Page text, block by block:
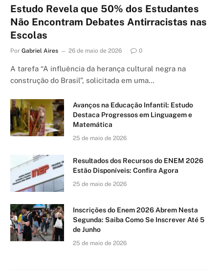
Estudo Revela que 50% dos Estudantes
Não Encontram Debates Antirracistas nas
Escolas
Por Gabriel Aires 26 de maio de 2026 0
A tarefa “A influência da herança cultural negra na
construção do Brasil”, solicitada em uma…
Avanços na Educação Infantil: Estudo
Destaca Progressos em Linguagem e
Matemática
25 de maio de 2026
Resultados dos Recursos do ENEM 2026
Estão Disponíveis: Confira Agora
25 de maio de 2026
Inscrições do Enem 2026 Abrem Nesta
Segunda: Saiba Como Se Inscrever Até 5
de Junho
25 de maio de 2026